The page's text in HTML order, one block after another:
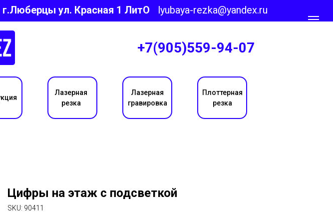
г.Люберцы ул. Красная 1 ЛитО lyubaya-rezka@yandex.ru
+7(905)559-94-07
Лазерная
резка
Лазерная
гравировка
Плоттерная
резка
Цифры на этаж с подсветкой
SKU: 90411